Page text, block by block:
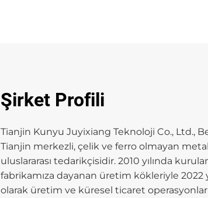
Şirket Profili
Tianjin Kunyu Juyixiang Teknoloji Co., Ltd.,
Tianjin merkezli, çelik ve ferro olmayan
uluslararası tedarikçisidir. 2010 yılında
fabrikamıza dayanan üretim kökleriyle 2022
olarak üretim ve küresel ticaret